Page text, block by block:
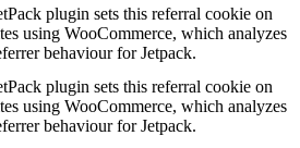
plugin sets this referral cookie on
using WooCommerce, which analyzes
behaviour for Jetpack.
plugin sets this referral cookie on
using WooCommerce, which analyzes
behaviour for Jetpack.